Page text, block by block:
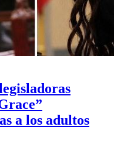
a los adultos